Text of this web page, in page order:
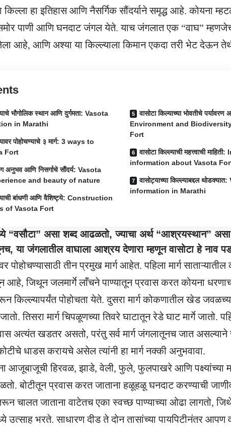
हा इतिहास आणि नैसर्गिक सौंदर्याने समृद्ध आहे. कोयना
पाणी आणि घनदाट जंगल येते. याच जंगलात एक “वाघ” म्हणजेच
आहे, आणि अश्या या किल्ल्याला किमान एकदा तरी भेट देऊन
भौगोलिक स्थान आणि दुर्गमता: Vasota
in Marathi
पोहोचण्याचे ३ मार्ग: 3 ways to
Fort
अनुभव आणि निसर्गाचे सौंदर्य: Vasota
and beauty of nature
बांधणी आणि वैशिष्ट्ये: Construction
of Vasota Fort
वासोटा किल्याच्या भोवतीचे पर्यावरण
Environment and
Fort
वासोटा किल्ल्याची महत्त्वाची
information about Vasota
वासोट्याच्या किल्ल्याबद्दल
information in Marathi
“वसौटा” असा शब्द आढळतो, ज्याचा अर्थ “आश्रयस्थान” असा
या जंगलातील वाघाला आश्रय देणारा म्हणून वासोटा हे नाव
पोहोचण्यासाठी तीन प्रमुख मार्ग आहेत. पहिला मार्ग
आहे, जिथून जलमार्गे लाँचने पाण्यातून प्रवास करत कोयना
किल्ल्यापर्यंत पोहोचता येते. दुसरा मार्ग कोकणातील खेड
तिसरा मार्ग चिपळूणच्या तिवरे घाटातून रेडे घाट मार्गे जातो.
अत्यंत खडतर असतो, परंतु सर्व मार्ग जंगलातूनच जात
धाडस करायचे असेल त्यांनी हा मार्ग नक्की अनुभवावा.
आजूबाजूची हिरवळ, झाडे, वेली, फुले, फुलपाखरे आणि पक्ष्यांच्या
बोटीतून प्रवास करत जाताना हळूहळू घनदाट करण्याची
चालत जाताना वाटेतच एका स्वच्छ पाण्याच्या ओढा लागतो,
उत्साह भरते. साधारण दीड ते दोन तासांच्या पायपिटीनंतर आपण